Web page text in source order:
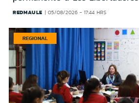
REDMAULE 05/08/2026 - 17:44 HRS
REGIONAL